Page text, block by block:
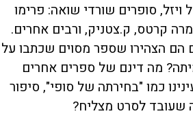
סופרים שורדי שואה: פרימו
קרטס, ק.צטניק, ורבים אחרים.
הם הצהירו שספר מסוים שכתבו על
מה דינם של ספרים אחרים
כמו "בחירתה של סופי", סיפור
שעובד לסרט מצליח?